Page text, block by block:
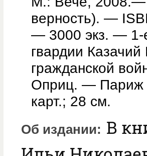
верность). —
— 3000 экз. — 1-
гвардии
гражданской
Оприц. — Париж
карт.; 28 см.
Об издании
В